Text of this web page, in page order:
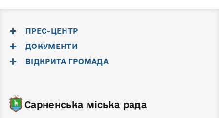
ПРЕС-ЦЕНТР
ДОКУМЕНТИ
ВІДКРИТА ГРОМАДА
Сарненська міська рада